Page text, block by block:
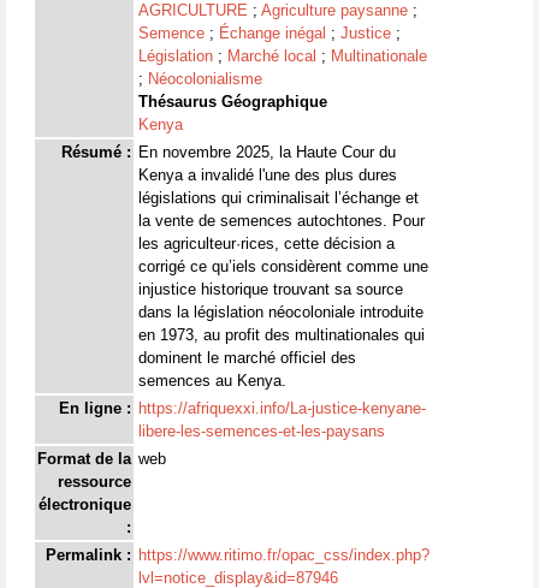
AGRICULTURE ; Agriculture paysanne ;
Semence ; Échange inégal ; Justice ;
Législation ; Marché local ; Multinationale
; Néocolonialisme
Thésaurus Géographique
Kenya
Résumé : En novembre 2025, la Haute Cour du
Kenya a invalidé l'une des plus dures
législations qui criminalisait l’échange et
la vente de semences autochtones. Pour
les agriculteur·rices, cette décision a
corrigé ce qu’iels considèrent comme une
injustice historique trouvant sa source
dans la législation néocoloniale introduite
en 1973, au profit des multinationales qui
dominent le marché officiel des
semences au Kenya.
En ligne : https://afriquexxi.info/La-justice-kenyane-
libere-les-semences-et-les-paysans
Format de la
ressource
électronique
:
web
Permalink : https://www.ritimo.fr/opac_css/index.php?
lvl=notice_display&id=87946